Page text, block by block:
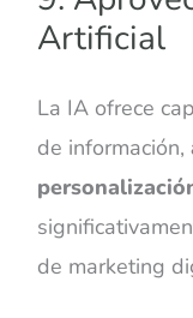
Artificial
La IA ofrece
de información,
de marketing